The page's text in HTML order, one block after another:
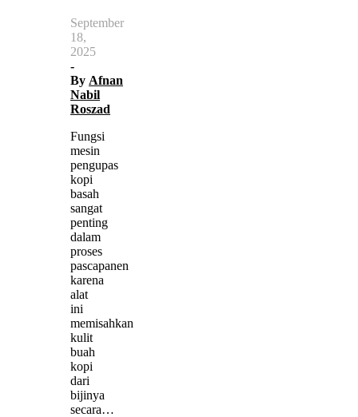
September
18,
2025
-
By Afnan
Nabil
Roszad
Fungsi
mesin
pengupas
kopi
basah
sangat
penting
dalam
proses
pascapanen
karena
alat
ini
memisahkan
kulit
buah
kopi
dari
bijinya
secara…